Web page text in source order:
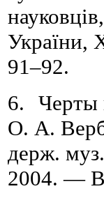
України,
91–92.
6.
Черты
О. А.
держ.
2004. —